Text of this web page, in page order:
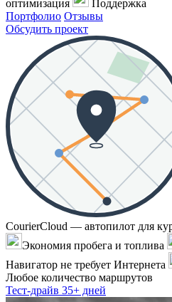
оптимизация
Поддержка
Портфолио Отзывы
Обсудить проект
CourierCloud — автопилот для
Экономия пробега и топлива
Навигатор не требует Интернета
Любое количество маршрутов
Тест-драйв 35+ дней